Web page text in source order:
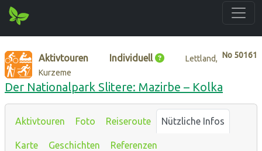
No 50161
Aktivtouren Individuell
Lettland,
Kurzeme
Der Nationalpark Slitere: Mazirbe – Kolka
Aktivtouren Foto Reiseroute Nützliche Infos
Karte Geschichten Referenzen